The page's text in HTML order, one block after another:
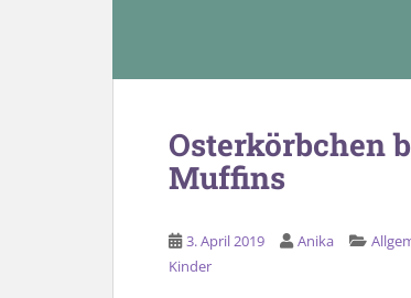
Osterkörbchen
Muffins
3. April 2019 Anika
Kinder